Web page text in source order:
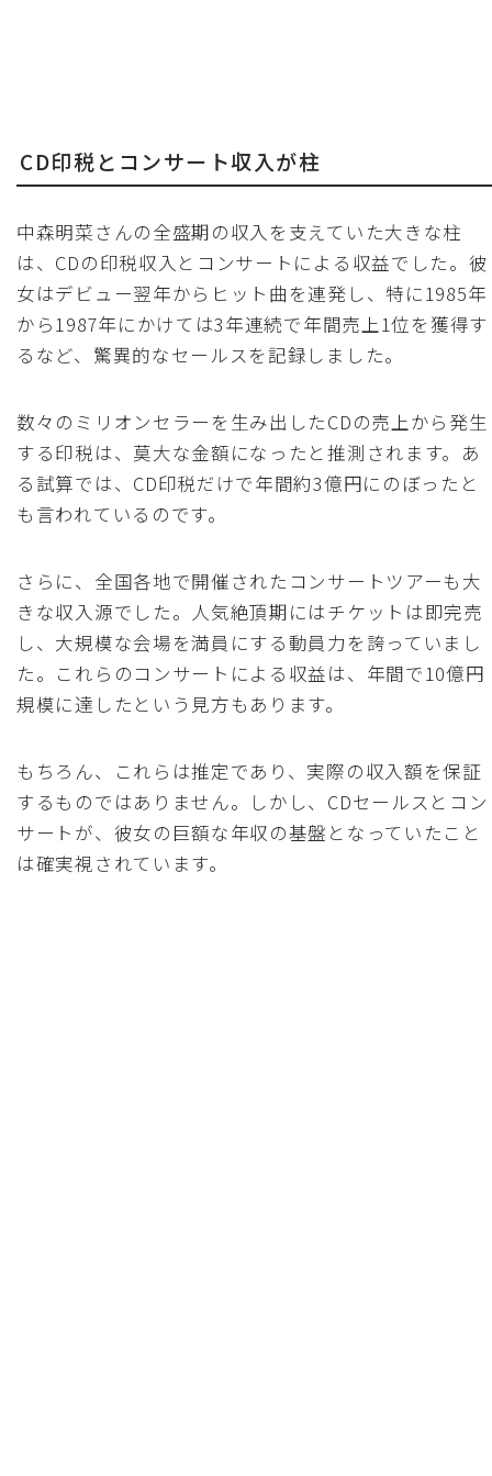
CD印税とコンサート収入が柱
中森明菜さんの全盛期の収入を支えていた大きな柱
は、CDの印税収入とコンサートによる収益でした。彼
女はデビュー翌年からヒット曲を連発し、特に1985年
から1987年にかけては3年連続で年間売上1位を獲得す
るなど、驚異的なセールスを記録しました。
数々のミリオンセラーを生み出したCDの売上から発生
する印税は、莫大な金額になったと推測されます。あ
る試算では、CD印税だけで年間約3億円にのぼったと
も言われているのです。
さらに、全国各地で開催されたコンサートツアーも大
きな収入源でした。人気絶頂期にはチケットは即完売
し、大規模な会場を満員にする動員力を誇っていまし
た。これらのコンサートによる収益は、年間で10億円
規模に達したという見方もあります。
もちろん、これらは推定であり、実際の収入額を保証
するものではありません。しかし、CDセールスとコン
サートが、彼女の巨額な年収の基盤となっていたこと
は確実視されています。